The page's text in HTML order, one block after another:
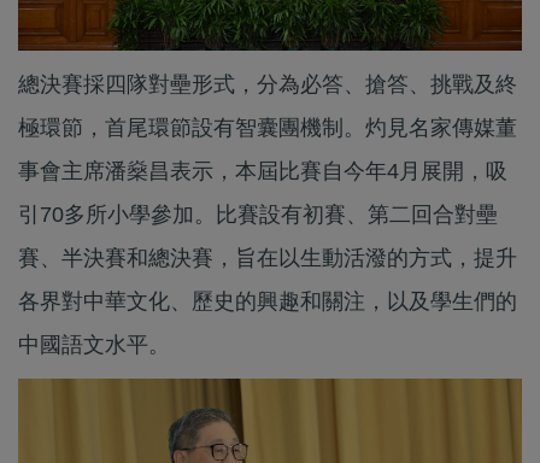
總決賽採四隊對壘形式，分為必答、搶答、挑戰及終
極環節，首尾環節設有智囊團機制。灼見名家傳媒董
事會主席潘燊昌表示，本屆比賽自今年4月展開，吸
引70多所小學參加。比賽設有初賽、第二回合對壘
賽、半決賽和總決賽，旨在以生動活潑的方式，提升
各界對中華文化、歷史的興趣和關注，以及學生們的
中國語文水平。